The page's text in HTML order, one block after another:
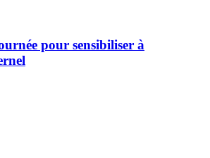
pour sensibiliser à